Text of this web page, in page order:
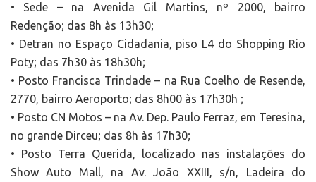
• Sede – na Avenida Gil Martins, nº 2000, bairro
Redenção; das 8h às 13h30;
• Detran no Espaço Cidadania, piso L4 do Shopping Rio
Poty; das 7h30 às 18h30h;
• Posto Francisca Trindade – na Rua Coelho de Resende,
2770, bairro Aeroporto; das 8h00 às 17h30h ;
• Posto CN Motos – na Av. Dep. Paulo Ferraz, em Teresina,
no grande Dirceu; das 8h às 17h30;
• Posto Terra Querida, localizado nas instalações do
Show Auto Mall, na Av. João XXIII, s/n, Ladeira do